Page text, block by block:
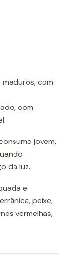
com
com
jovem,
da luz.
e
peixe,
vermelhas,